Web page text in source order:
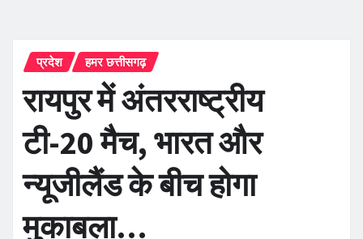
प्रदेश हमर छत्तीसगढ़
रायपुर में अंतरराष्ट्रीय
टी-20 मैच, भारत और
न्यूजीलैंड के बीच होगा
मुकाबला…